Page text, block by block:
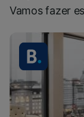
Vamos fazer